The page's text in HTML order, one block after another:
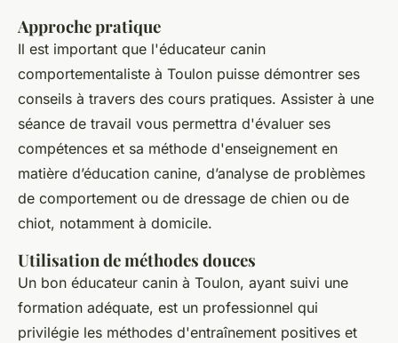
Approche pratique
Il est important que l'éducateur canin
comportementaliste à Toulon puisse démontrer ses
conseils à travers des cours pratiques. Assister à une
séance de travail vous permettra d'évaluer ses
compétences et sa méthode d'enseignement en
matière d’éducation canine, d’analyse de problèmes
de comportement ou de dressage de chien ou de
chiot, notamment à domicile.
Utilisation de méthodes douces
Un bon éducateur canin à Toulon, ayant suivi une
formation adéquate, est un professionnel qui
privilégie les méthodes d'entraînement positives et